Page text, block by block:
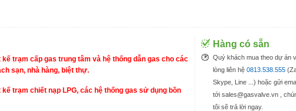
trạm cấp gas trung tâm và hệ thống dẫn gas cho các
sạn, nhà hàng, biệt thự.
trạm chiết nạp LPG, các hệ thống gas sử dụng bồn
Hàng có sẵn
Quý khách mua theo dự án
lòng liên hệ 0813.538.555
Skype, Line ...) hoặc gửi
tới sales@gasvalve.vn ,
tôi sẽ trả lời ngay.